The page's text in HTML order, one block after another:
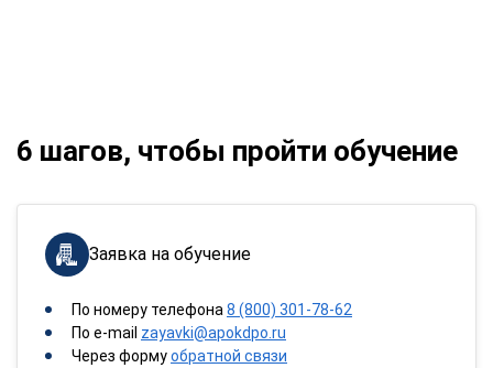
6 шагов, чтобы пройти обучение
Заявка на обучение
По номеру телефона 8 (800) 301-78-62
По e-mail zayavki@apokdpo.ru
Через формуобратной связи